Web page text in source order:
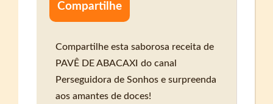
Compartilhe
Compartilhe esta saborosa receita de
PAVÊ DE ABACAXI do canal
Perseguidora de Sonhos e surpreenda
aos amantes de doces!